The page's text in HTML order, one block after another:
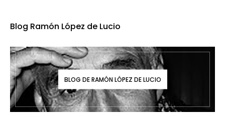
Blog Ramón López de Lucio
BLOG DE RAMÓN LÓPEZ DE LUCIO